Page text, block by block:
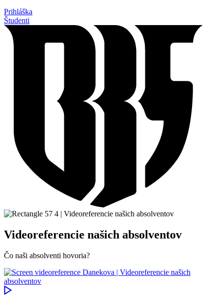
Prihláška
Študenti
Videoreferencie našich absolventov
Čo naši absolventi hovoria?